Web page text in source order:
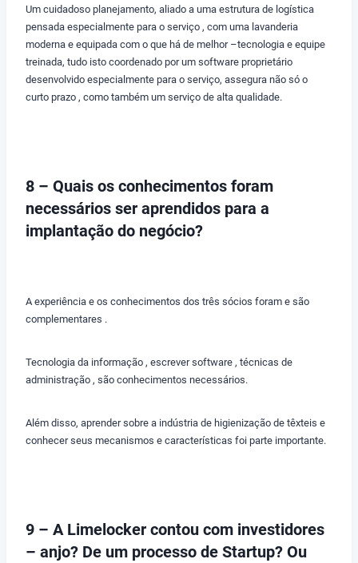
Um cuidadoso planejamento, aliado a uma estrutura de logística
pensada especialmente para o serviço , com uma lavanderia
moderna e equipada com o que há de melhor –tecnologia e equipe
treinada, tudo isto coordenado por um software proprietário
desenvolvido especialmente para o serviço, assegura não só o
curto prazo , como também um serviço de alta qualidade.
8 – Quais os conhecimentos foram
necessários ser aprendidos para a
implantação do negócio?
A experiência e os conhecimentos dos três sócios foram e são
complementares .
Tecnologia da informação , escrever software , técnicas de
administração , são conhecimentos necessários.
Além disso, aprender sobre a indústria de higienização de têxteis e
conhecer seus mecanismos e características foi parte importante.
9 – A Limelocker contou com investidores
– anjo? De um processo de Startup? Ou